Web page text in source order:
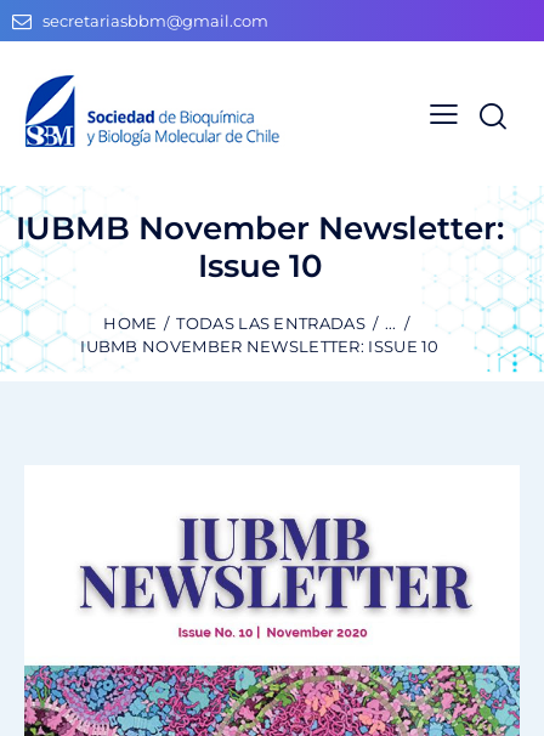
secretariasbbm@gmail.com
IUBMB November Newsletter:
Issue 10
HOME TODAS LAS ENTRADAS
...
IUBMB NOVEMBER NEWSLETTER: ISSUE 10